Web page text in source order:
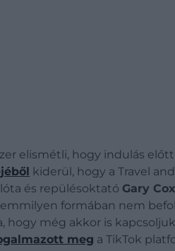
elismétli, hogy indulás
kiderül, hogy a Travel
és repülésoktató Gary
formában nem
hogy még akkor is
meg a TikTok